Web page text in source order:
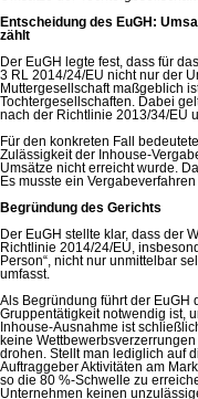
Entscheidung des EuGH:
zählt
Der EuGH legte fest, dass für
3 RL 2014/24/EU nicht nur der
Muttergesellschaft maßgeblich
Tochtergesellschaften. Dabei
nach der Richtlinie 2013/34/EU
Für den konkreten Fall
Zulässigkeit der Inhouse-
Umsätze nicht erreicht wurde.
Es musste ein
Begründung des Gerichts
Der EuGH stellte klar, dass der
Richtlinie 2014/24/EU,
Person“, nicht nur unmittelbar
umfasst.
Als Begründung führt der EuGH
Gruppentätigkeit notwendig ist,
Inhouse-Ausnahme ist
keine
drohen. Stellt man lediglich auf
Auftraggeber Aktivitäten am
so die 80 %-Schwelle zu
Unternehmen keinen